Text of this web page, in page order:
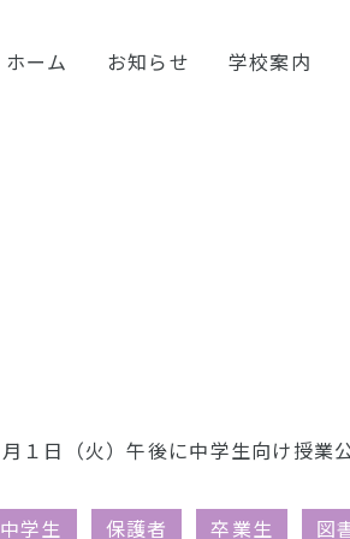
ホーム お知らせ 学校案内
１日（火）午後に中学生向け授業
中学生 保護者 卒業生 図